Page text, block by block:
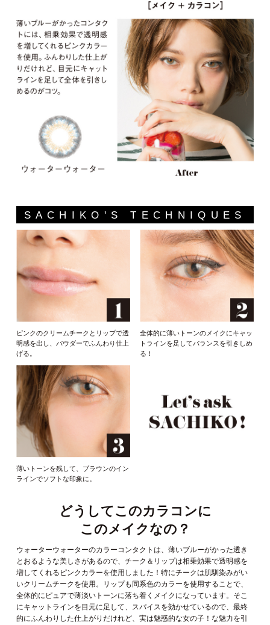
SACHIKO'S TECHNIQUES
ピンクのクリームチークとリップで透
明感を出し、パウダーでふんわり仕上
げる。
全体的に薄いトーンのメイクにキャッ
トラインを足してバランスを引きしめ
る！
薄いトーンを残して、ブラウンのイン
ラインでソフトな印象に。
どうしてこのカラコンに
このメイクなの？
ウォーターウォーターのカラーコンタクトは、薄いブルーがかった透き
とおるような美しさがあるので、チーク＆リップは相乗効果で透明感を
増してくれるピンクカラーを使用しました！特にチークは肌馴染みがい
いクリームチークを使用。リップも同系色のカラーを使用することで、
全体的にピュアで薄淡いトーンに落ち着くメイクになっています。そこ
にキャットラインを目元に足して、スパイスを効かせているので、最終
的にふんわりした仕上がりだけれど、実は魅惑的な女の子！な魅力を引